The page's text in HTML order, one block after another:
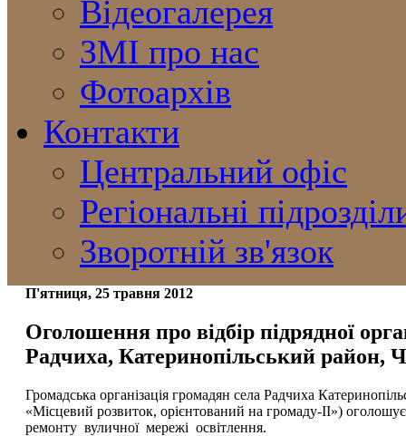
Відеогалерея
ЗМІ про нас
Фотоархів
Контакти
Центральний офіс
Регіональні
Зворотній зв'язок
П'ятниця, 25 травня 2012
Оголошення про відбір підрядної
Радчиха, Катеринопільський район,
Громадська організація громадян села Радчиха
«Місцевий розвиток, орієнтований на громаду-ІІ»)
ремонту вуличної мережі освітлення.